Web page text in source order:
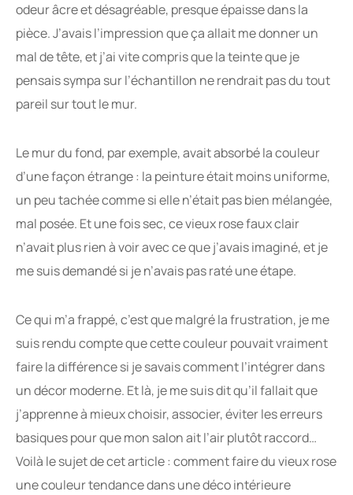
odeur âcre et désagréable, presque épaisse dans la
pièce. J’avais l’impression que ça allait me donner un
mal de tête, et j’ai vite compris que la teinte que je
pensais sympa sur l’échantillon ne rendrait pas du tout
pareil sur tout le mur.
Le mur du fond, par exemple, avait absorbé la couleur
d’une façon étrange : la peinture était moins uniforme,
un peu tachée comme si elle n’était pas bien mélangée,
mal posée. Et une fois sec, ce vieux rose faux clair
n’avait plus rien à voir avec ce que j’avais imaginé, et je
me suis demandé si je n’avais pas raté une étape.
Ce qui m’a frappé, c’est que malgré la frustration, je me
suis rendu compte que cette couleur pouvait vraiment
faire la différence si je savais comment l’intégrer dans
un décor moderne. Et là, je me suis dit qu’il fallait que
j’apprenne à mieux choisir, associer, éviter les erreurs
basiques pour que mon salon ait l’air plutôt raccord…
Voilà le sujet de cet article : comment faire du vieux rose
une couleur tendance dans une déco intérieure